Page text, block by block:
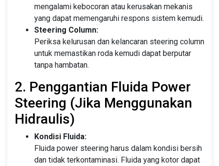
mengalami kebocoran atau kerusakan mekanis
yang dapat memengaruhi respons sistem kemudi.
Steering Column:
Periksa kelurusan dan kelancaran steering column
untuk memastikan roda kemudi dapat berputar
tanpa hambatan.
2. Penggantian Fluida Power
Steering (Jika Menggunakan
Hidraulis)
Kondisi Fluida:
Fluida power steering harus dalam kondisi bersih
dan tidak terkontaminasi. Fluida yang kotor dapat